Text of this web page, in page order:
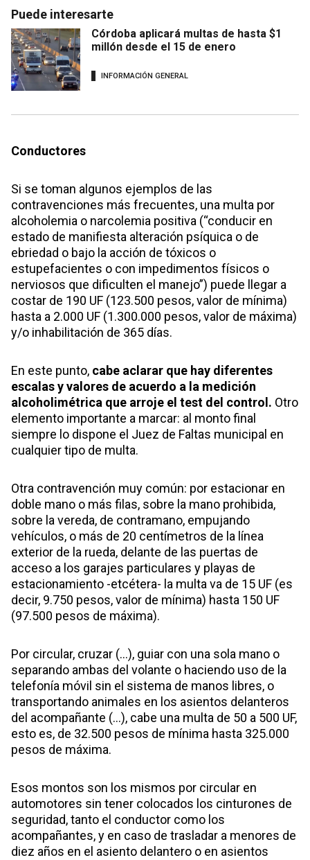
Puede interesarte
Córdoba aplicará multas de hasta $1
millón desde el 15 de enero
INFORMACIÓN GENERAL
Conductores
Si se toman algunos ejemplos de las
contravenciones más frecuentes, una multa por
alcoholemia o narcolemia positiva (“conducir en
estado de manifiesta alteración psíquica o de
ebriedad o bajo la acción de tóxicos o
estupefacientes o con impedimentos físicos o
nerviosos que dificulten el manejo”) puede llegar a
costar de 190 UF (123.500 pesos, valor de mínima)
hasta a 2.000 UF (1.300.000 pesos, valor de máxima)
y/o inhabilitación de 365 días.
En este punto, cabe aclarar que hay diferentes
escalas y valores de acuerdo a la medición
alcoholimétrica que arroje el test del control. Otro
elemento importante a marcar: al monto final
siempre lo dispone el Juez de Faltas municipal en
cualquier tipo de multa.
Otra contravención muy común: por estacionar en
doble mano o más filas, sobre la mano prohibida,
sobre la vereda, de contramano, empujando
vehículos, o más de 20 centímetros de la línea
exterior de la rueda, delante de las puertas de
acceso a los garajes particulares y playas de
estacionamiento -etcétera- la multa va de 15 UF (es
decir, 9.750 pesos, valor de mínima) hasta 150 UF
(97.500 pesos de máxima).
Por circular, cruzar (…), guiar con una sola mano o
separando ambas del volante o haciendo uso de la
telefonía móvil sin el sistema de manos libres, o
transportando animales en los asientos delanteros
del acompañante (…), cabe una multa de 50 a 500 UF,
esto es, de 32.500 pesos de mínima hasta 325.000
pesos de máxima.
Esos montos son los mismos por circular en
automotores sin tener colocados los cinturones de
seguridad, tanto el conductor como los
acompañantes, y en caso de trasladar a menores de
diez años en el asiento delantero o en asientos